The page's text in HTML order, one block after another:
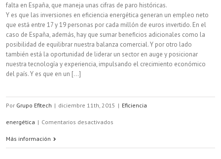
falta en España, que maneja unas cifras de paro históricas.
Y es que las inversiones en eficiencia energética generan un empleo neto
que está entre 17 y 19 personas por cada millón de euros invertido. En el
caso de España, además, hay que sumar beneficios adicionales como la
posibilidad de equilibrar nuestra balanza comercial. Y por otro lado
también está la oportunidad de liderar un sector en auge y posicionar
nuestra tecnología y experiencia, impulsando el crecimiento económico
del país. Y es que en un [...]
Por Grupo Efitech | diciembre 11th, 2015 | Eficiencia
energética | Comentarios desactivados
Más información